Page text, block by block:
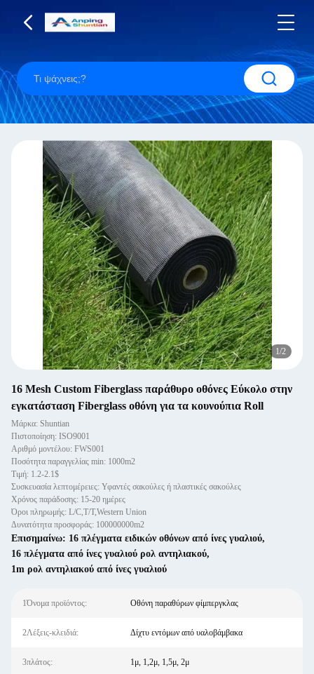
1/2
16 Mesh Custom Fiberglass παράθυρο οθόνες Εύκολο στην
εγκατάσταση Fiberglass οθόνη για τα κουνούπια Roll
Μάρκα: Shuntian
Πιστοποίηση: ISO9001
Αριθμό μοντέλου: FWS001
Ποσότητα παραγγελίας min: 1000m2
Τιμή: 1.2-2.1$
Συσκευασία λεπτομέρειες: Υφαντές σακούλες ή πλαστικές σακούλες
Χρόνος παράδοσης: 15-20 ημέρες
Όροι πληρωμής: L/C,T/T,Western Union
Δυνατότητα προσφοράς: 100000000m2
Επισημαίνω: 16 πλέγματα ειδικών οθόνων από ίνες γυαλιού,
16 πλέγματα από ίνες γυαλιού ρολ αντηλιακού,
1m ρολ αντηλιακού από ίνες γυαλιού
1Όνομα προϊόντος: Οθόνη παραθύρων φίμπεργκλας
2Λέξεις-κλειδιά: Δίχτυ εντόμων από υαλοβάμβακα
3πλάτος: 1μ, 1,2μ, 1,5μ, 2μ